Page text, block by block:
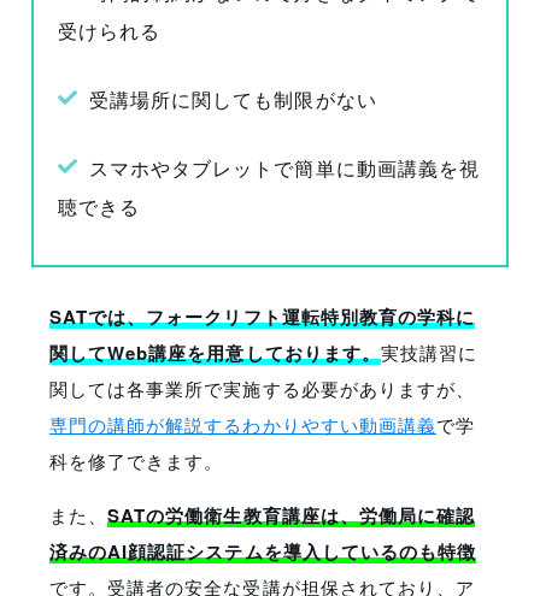
受けられる
受講場所に関しても制限がない
スマホやタブレットで簡単に動画講義を視
聴できる
SATでは、フォークリフト運転特別教育の学科に
関してWeb講座を用意しております。実技講習に
関しては各事業所で実施する必要がありますが、
専門の講師が解説するわかりやすい動画講義で学
科を修了できます。
また、SATの労働衛生教育講座は、労働局に確認
済みのAI顔認証システムを導入しているのも特徴
です。受講者の安全な受講が担保されており、 ア